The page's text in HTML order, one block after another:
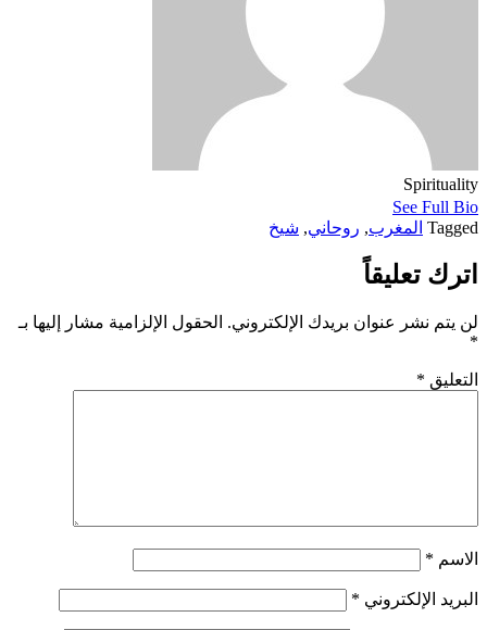
Spirituality
See Full Bio
Tagged المغرب, روحاني, شيخ
اترك تعليقاً
لن يتم نشر عنوان بريدك الإلكتروني. الحقول الإلزامية مشار إليها بـ
*
التعليق *
الاسم *
البريد الإلكتروني *